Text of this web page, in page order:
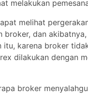
akibatnya,
mengatur spreadnya
spread langsung
broker
lawan transaksi.